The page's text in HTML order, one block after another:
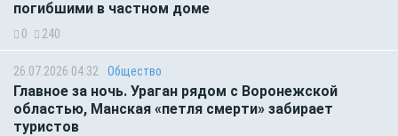
погибшими в частном доме
0 240
26.07.2026 04:32 Общество
Главное за ночь. Ураган рядом с Воронежской
областью, Манская «петля смерти» забирает
туристов